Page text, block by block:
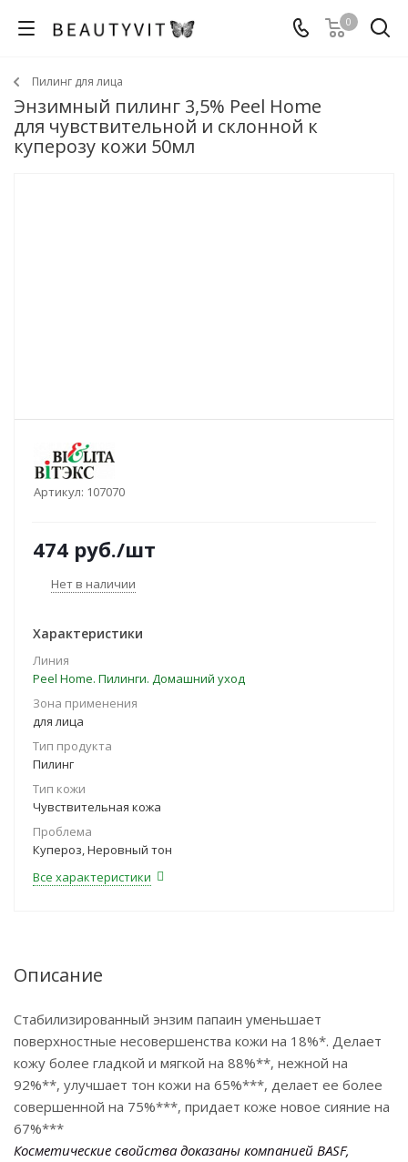
0
Пилинг для лица
Энзимный пилинг 3,5% Peel Home
для чувствительной и склонной к
куперозу кожи 50мл
Артикул: 107070
474 руб./шт
Нет в наличии
Характеристики
Линия
Peel Home. Пилинги. Домашний уход
Зона применения
для лица
Тип продукта
Пилинг
Тип кожи
Чувствительная кожа
Проблема
Купероз, Неровный тон
Все характеристики
Описание
Стабилизированный энзим папаин уменьшает
поверхностные несовершенства кожи на 18%*. Делает
кожу более гладкой и мягкой на 88%**, нежной на
92%**, улучшает тон кожи на 65%***, делает ее более
совершенной на 75%***, придает коже новое сияние на
67%***
Косметические свойства доказаны компанией BASF,